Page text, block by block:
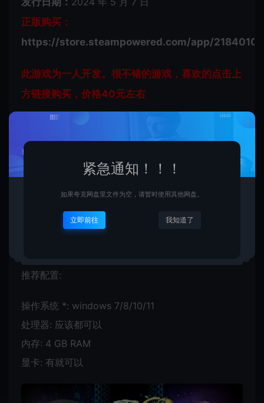
正版购买：
https://store.steampowered.com/app/2184010/
此游戏为一人开发。很不错的游戏，喜欢的点击上
方链接购买，价格40元左右
最低配置:
内存: 2 GB RAM
推荐配置:
操作系统 *: windows 7/8/10/11
处理器: 应该都可以
内存: 4 GB RAM
显卡: 有就可以
紧急通知！！！
如果夸克网盘里文件为空，请暂时使用其他网盘。
立即前往 我知道了